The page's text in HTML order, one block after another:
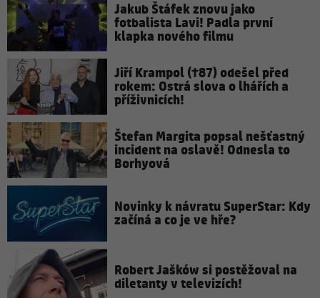
Jakub Štáfek znovu jako
fotbalista Lavi! Padla první
klapka nového filmu
Jiří Krampol (†87) odešel před
rokem: Ostrá slova o lhářích a
příživnicích!
Štefan Margita popsal nešťastný
incident na oslavě! Odnesla to
Borhyová
Novinky k návratu SuperStar: Kdy
začíná a co je ve hře?
Robert Jašków si postěžoval na
diletanty v televizích!